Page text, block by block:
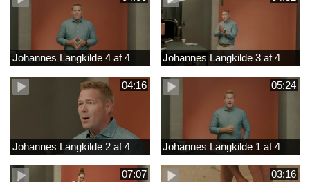
Johannes Langkilde 4 af 4 Johannes Langkilde 3 af 4
04:16
Johannes Langkilde 2 af 4
05:24
Johannes Langkilde 1 af 4
07:07 03:16